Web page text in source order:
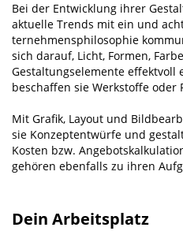
Bei der Entwicklung ihrer
aktuelle Trends mit ein und
ternehmensphilosophie
sich darauf, Licht, Formen,
Gestaltungselemente effektvoll
beschaffen sie Werkstoffe oder
Mit Grafik­, Layout­ und
sie Konzeptentwürfe und
Kosten­ bzw.
gehören ebenfalls zu ihren
Dein Arbeitsplatz